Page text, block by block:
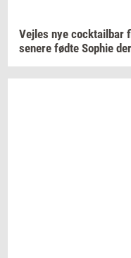
Vej­les nye co­ck­tail­bar
se­ne­re fødte Sop­hie